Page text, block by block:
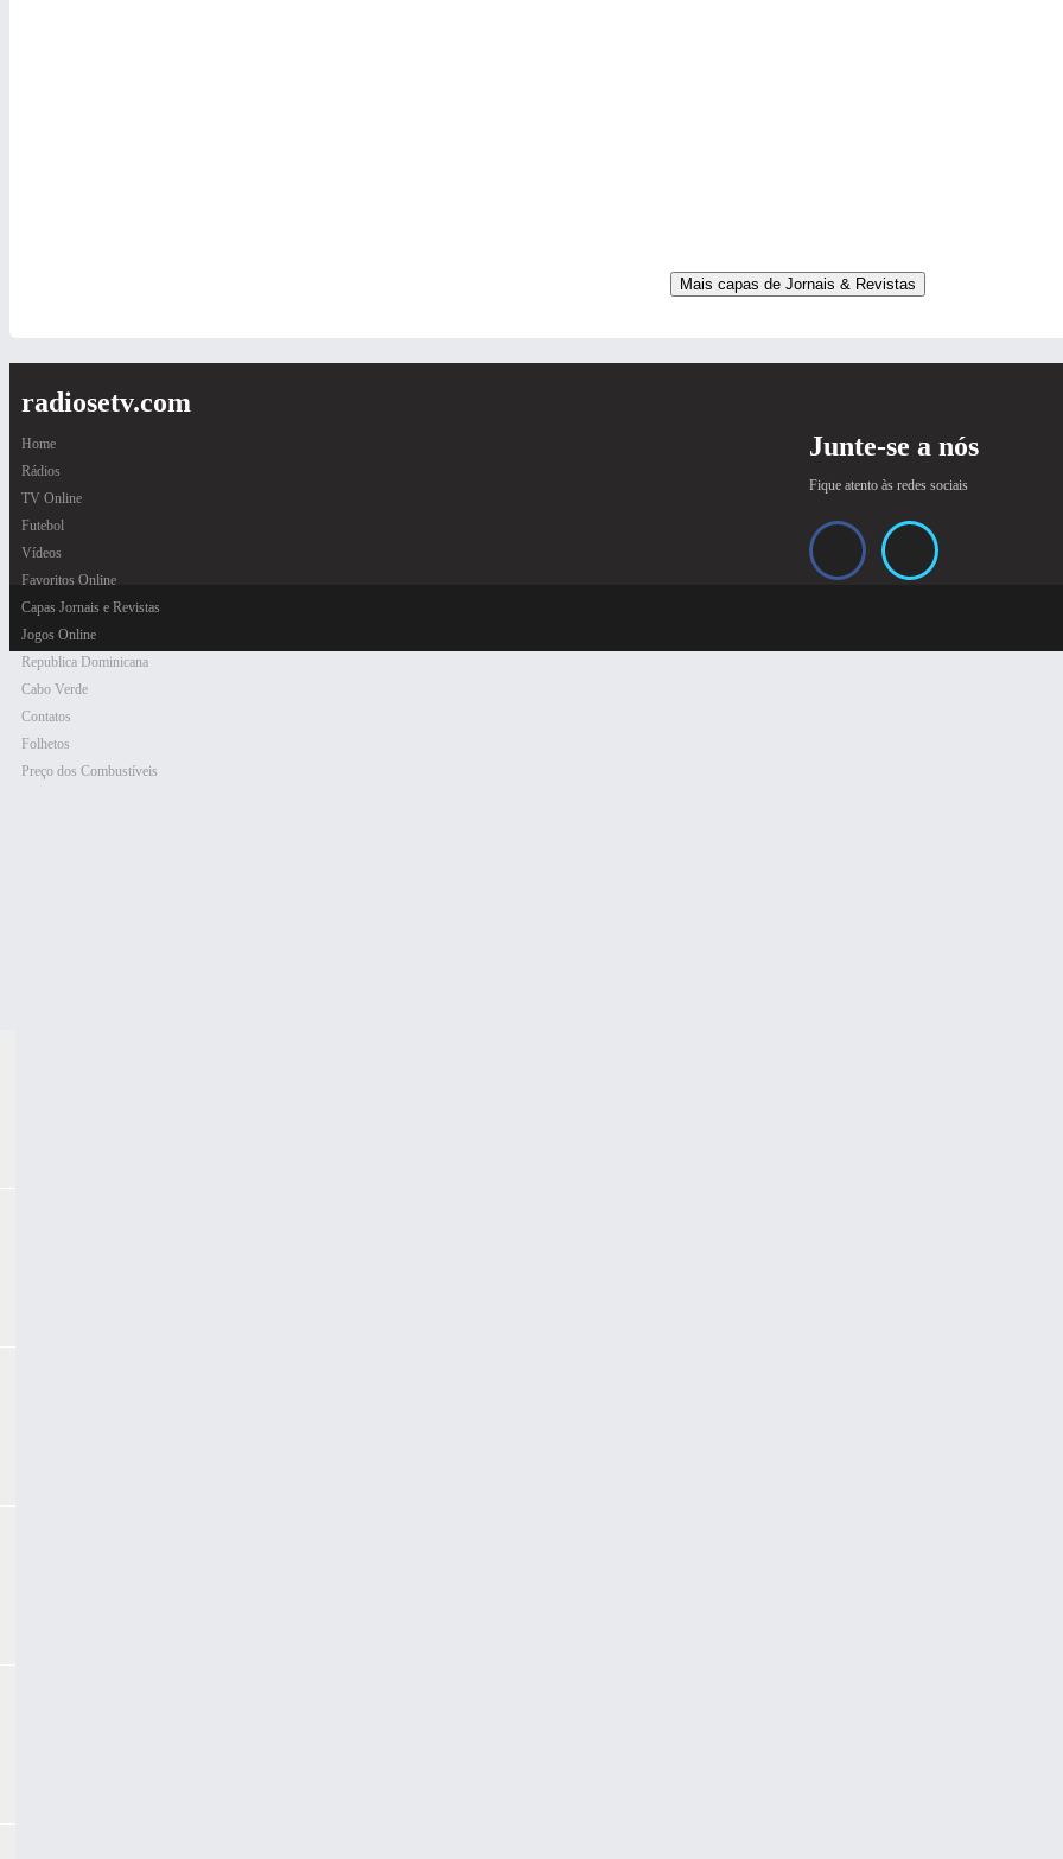
Mais capas de Jornais & Revistas
radiosetv.com
Home
Rádios
TV Online
Futebol
Vídeos
Favoritos Online
Capas Jornais e Revistas
Jogos Online
Republica Dominicana
Cabo Verde
Contatos
Folhetos
Preço dos Combustíveis
Junte-se a nós
Fique atento às redes sociais